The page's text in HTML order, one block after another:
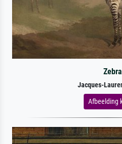
Zebra
Jacques-
Afbeelding